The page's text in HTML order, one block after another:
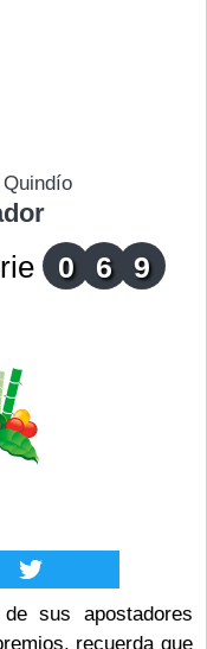
0 6 9
sus apostadores
recuerda que